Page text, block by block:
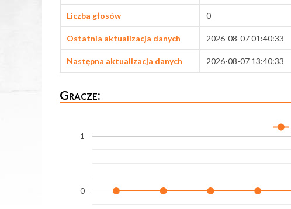
Liczba głosów 0
Ostatnia aktualizacja danych 2026-08-07 01:40:33
Następna aktualizacja danych 2026-08-07 13:40:33
Gracze:
0
1